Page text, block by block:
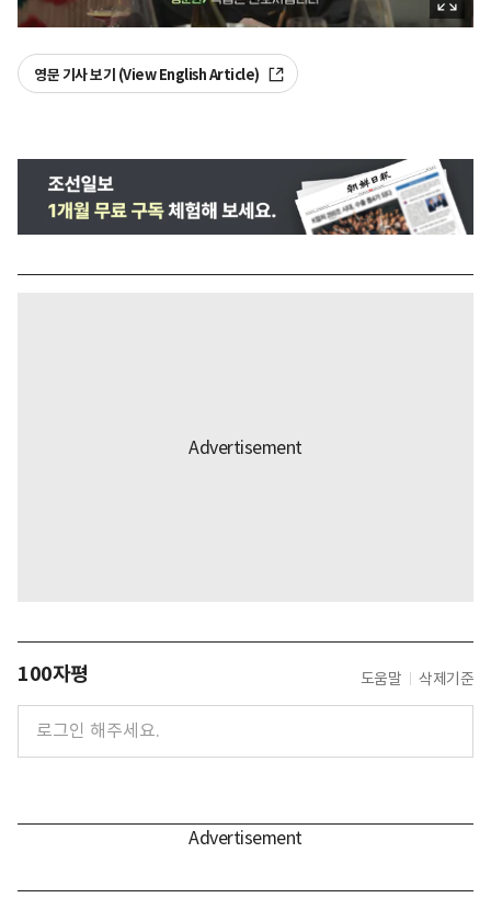
영문 기사 보기 (View English Article)
100자평 도움말 삭제기준